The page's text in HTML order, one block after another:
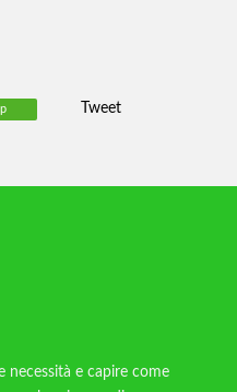
Tweet
necessità e capire come